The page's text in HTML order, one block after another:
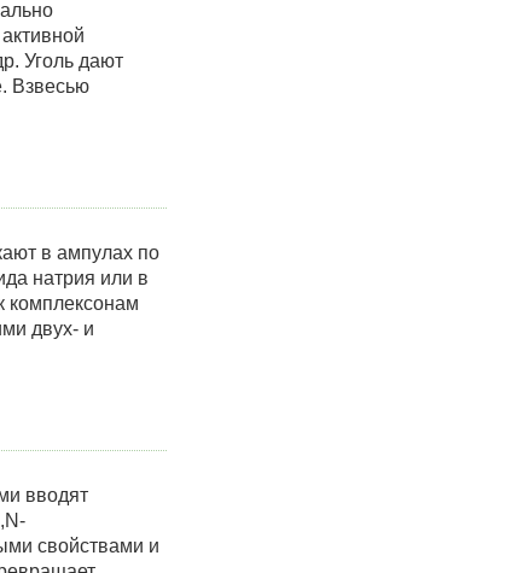
Уголь дают
Взвесью
в ампулах по
натрия или в
комплексонам
двух- и
вводят
свойствами и